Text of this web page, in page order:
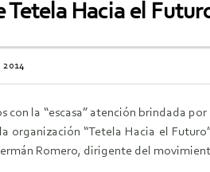
Tetela Hacia el
2014
con la “escasa” atención brindada
organización “Tetela Hacia el
Romero, dirigente del